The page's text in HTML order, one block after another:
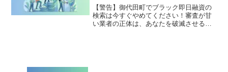
決策
【警告】御代田町でブラック即日融資の
検索は今すぐやめてください！審査が甘
い業者の正体は、あなたを破滅させる闇